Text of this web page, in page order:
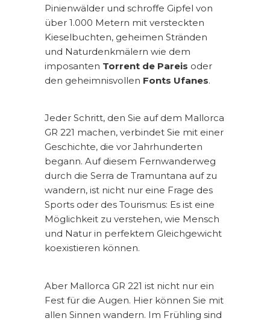
Pinienwälder und schroffe Gipfel von
über 1.000 Metern mit versteckten
Kieselbuchten, geheimen Stränden
und Naturdenkmälern wie dem
imposanten Torrent de Pareis oder
den geheimnisvollen Fonts Ufanes.
Jeder Schritt, den Sie auf dem Mallorca
GR 221 machen, verbindet Sie mit einer
Geschichte, die vor Jahrhunderten
begann. Auf diesem Fernwanderweg
durch die Serra de Tramuntana auf zu
wandern, ist nicht nur eine Frage des
Sports oder des Tourismus: Es ist eine
Möglichkeit zu verstehen, wie Mensch
und Natur in perfektem Gleichgewicht
koexistieren können.
Aber Mallorca GR 221 ist nicht nur ein
Fest für die Augen. Hier können Sie mit
allen Sinnen wandern. Im Frühling sind